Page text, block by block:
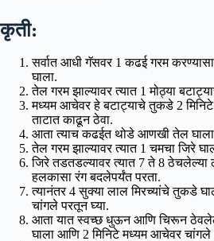
कृती:
सर्वात आधी गॅसवर 1 कढई गरम
घाला.
तेल गरम झाल्यावर त्यात 1 मोठ्या
मध्यम आचेवर हे बटाट्याचे तुकडे 2
ताटात काढून ठेवा.
आता त्याच कढईत थोडे आणखी तेल घाला
तेल गरम झाल्यावर त्यात 1 चमचा जिरे
जिरे तडतडल्यावर त्यात 7 ते 8 ठेचलेल्या
हलकासा रंग बदलेपर्यंत परता.
त्यानंतर 4 सुक्या लाल मिरच्यांचे तुकडे
चांगले परतून घ्या.
आता यात स्वच्छ धुऊन आणि चिरून
घाला आणि 2 मिनिटे मध्यम आचेवर